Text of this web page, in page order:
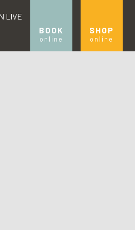
LIVE
BOOK
online
SHOP
online